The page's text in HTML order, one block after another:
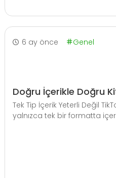
6 ay önce Genel
Doğru İçerikle Doğru
Tek Tip İçerik Yeterli Değil
yalnızca tek bir formatta